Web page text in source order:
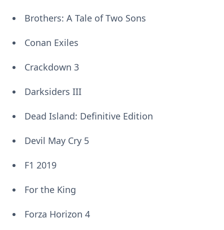
Brothers: A Tale of Two Sons
Conan Exiles
Crackdown 3
Darksiders III
Dead Island: Definitive Edition
Devil May Cry 5
F1 2019
For the King
Forza Horizon 4